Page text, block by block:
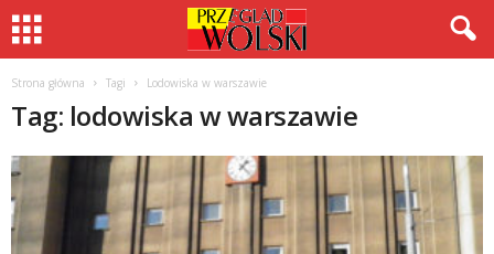
Strona główna Tagi Lodowiska w warszawie
Tag: lodowiska w warszawie